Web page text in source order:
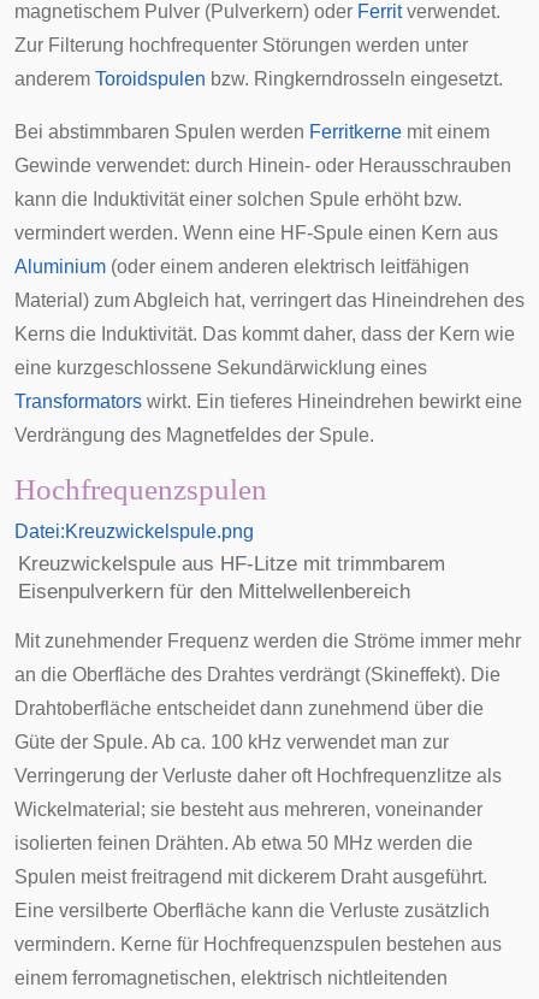
magnetischem Pulver (Pulverkern) oder Ferritverwendet.
Zur Filterung hochfrequenter Störungen werden unter
anderem Toroidspulen bzw. Ringkerndrosseln eingesetzt.
Bei abstimmbaren Spulen werden Ferritkerne mit einem
Gewinde verwendet: durch Hinein- oder Herausschrauben
kann die Induktivität einer solchen Spule erhöht bzw.
vermindert werden. Wenn eine HF-Spule einen Kern aus
Aluminium (oder einem anderen elektrisch leitfähigen
Material) zum Abgleich hat, verringert das Hineindrehen des
Kerns die Induktivität. Das kommt daher, dass der Kern wie
eine kurzgeschlossene Sekundärwicklung eines
Transformators wirkt. Ein tieferes Hineindrehen bewirkt eine
Verdrängung des Magnetfeldes der Spule.
Hochfrequenzspulen
Datei:Kreuzwickelspule.png
Kreuzwickelspule aus HF-Litze mit trimmbarem
Eisenpulverkern für den Mittelwellenbereich
Mit zunehmender Frequenz werden die Ströme immer mehr
an die Oberfläche des Drahtes verdrängt (Skineffekt). Die
Drahtoberfläche entscheidet dann zunehmend über die
Güte der Spule. Ab ca. 100 kHz verwendet man zur
Verringerung der Verluste daher oft Hochfrequenzlitze als
Wickelmaterial; sie besteht aus mehreren, voneinander
isolierten feinen Drähten. Ab etwa 50 MHz werden die
Spulen meist freitragend mit dickerem Draht ausgeführt.
Eine versilberte Oberfläche kann die Verluste zusätzlich
vermindern. Kerne für Hochfrequenzspulen bestehen aus
einem ferromagnetischen, elektrisch nichtleitenden